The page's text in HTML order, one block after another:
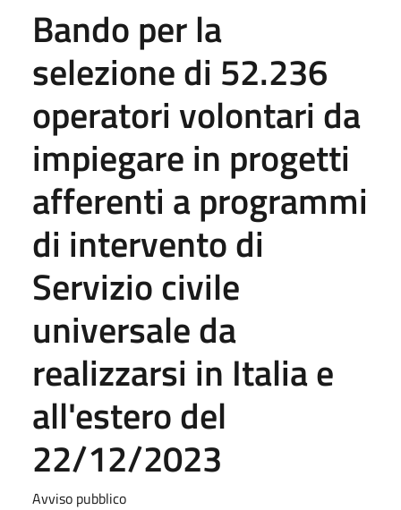
Bando per la
selezione di 52.236
operatori volontari da
impiegare in progetti
afferenti a programmi
di intervento di
Servizio civile
universale da
realizzarsi in Italia e
all'estero del
22/12/2023
Avviso pubblico